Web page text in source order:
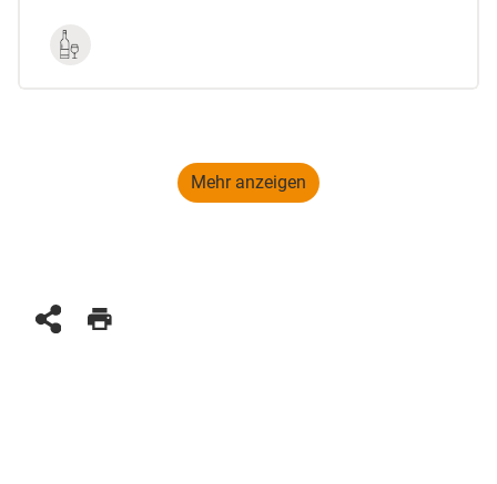
Mehr anzeigen